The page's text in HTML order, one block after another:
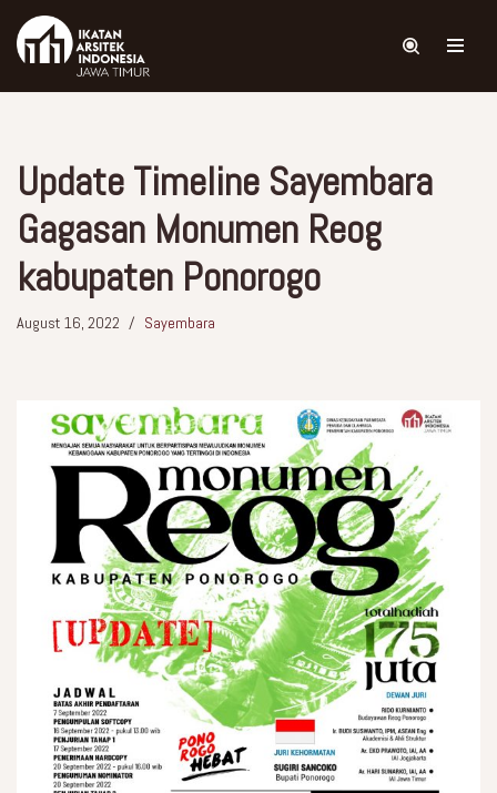
Skip
content
Update Timeline Sayembara
Gagasan Monumen Reog
kabupaten Ponorogo
August 16, 2022 Sayembara